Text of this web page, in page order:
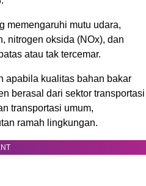
memengaruhi mutu udara,
nitrogen oksida (NOx), dan
atau tak tercemar.
apabila kualitas bahan bakar
berasal dari sektor transportasi
transportasi umum,
ramah lingkungan.